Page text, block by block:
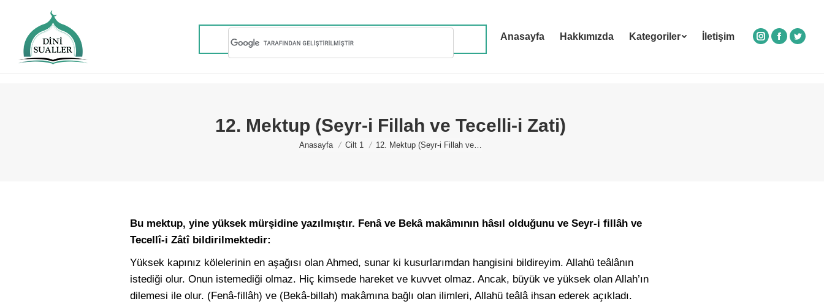
Anasayfa Hakkımızda Kategoriler İletişim
Instagram
Facebook
12. Mektup (Seyr-i Fillah ve Tecelli-i Zati)
You are here:
Anasayfa Cilt 1 12. Mektup (Seyr-i Fillah ve…
Bu mektup, yine yüksek mürşidine yazılmıştır. Fenâ ve Bekâ makâmının hâsıl olduğunu ve Seyr-i fillâh ve
Tecellî-i Zâtî bildirilmektedir:
Yüksek kapınız kölelerinin en aşağısı olan Ahmed, sunar ki kusurlarımdan hangisini bildireyim. Allahü teâlânın
istediği olur. Onun istemediği olmaz. Hiç kimsede hareket ve kuvvet olmaz. Ancak, büyük ve yüksek olan Allah’ın
dilemesi ile olur. (Fenâ-fillâh) ve (Bekâ-billah) makâmına bağlı olan ilimleri, Allahü teâlâ ihsan ederek açıkladı.